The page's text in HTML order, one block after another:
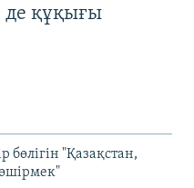
де құқығы
"Қазақстан,